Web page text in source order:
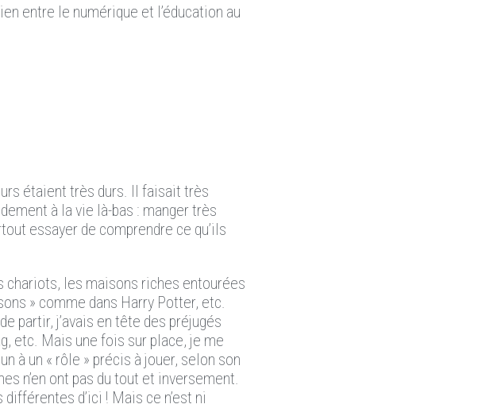
entre le numérique et l’éducation au
étaient très durs. Il faisait très
à la vie là-bas : manger très
essayer de comprendre ce qu’ils
chariots, les maisons riches entourées
» comme dans Harry Potter, etc.
partir, j’avais en tête des préjugés
etc. Mais une fois sur place, je me
à un « rôle » précis à jouer, selon son
n’en ont pas du tout et inversement.
d’ici ! Mais ce n’est ni